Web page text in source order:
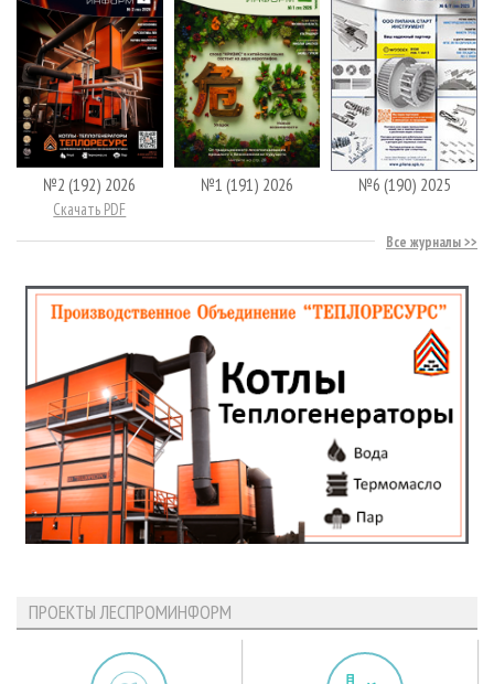
№2 (192) 2026
Скачать PDF
№1 (191) 2026 №6 (190) 2025
Все журналы
ПРОЕКТЫ ЛЕСПРОМИНФОРМ